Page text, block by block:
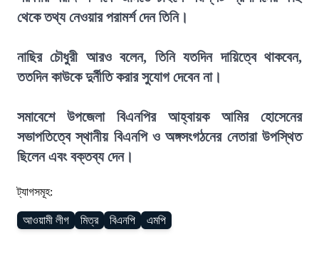
থেকে তথ্য নেওয়ার পরামর্শ দেন তিনি।
নাছির চৌধুরী আরও বলেন, তিনি যতদিন দায়িত্বে থাকবেন,
ততদিন কাউকে দুর্নীতি করার সুযোগ দেবেন না।
সমাবেশে উপজেলা বিএনপির আহ্বায়ক আমির হোসেনের
সভাপতিত্বে স্থানীয় বিএনপি ও অঙ্গসংগঠনের নেতারা উপস্থিত
ছিলেন এবং বক্তব্য দেন।
ট্যাগসমূহ:
আওয়ামী লীগ মিত্র বিএনপি এমপি